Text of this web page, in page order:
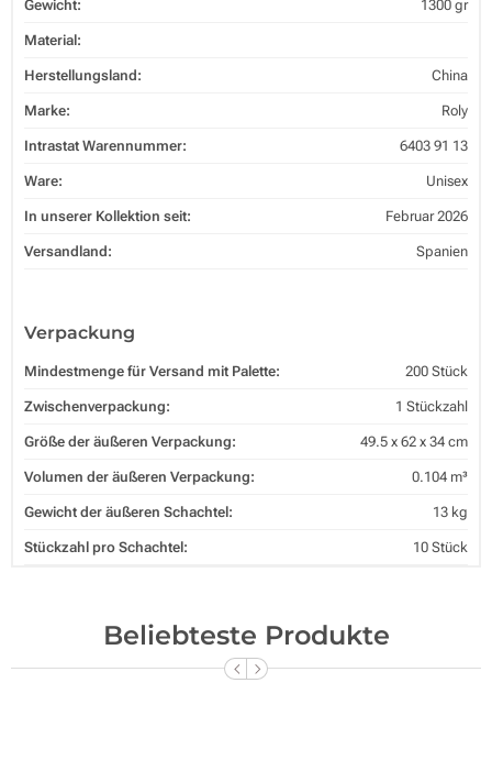
Gewicht: 1300 gr
Material:
Herstellungsland: China
Marke: Roly
Intrastat Warennummer: 6403 91 13
Ware: Unisex
In unserer Kollektion seit: Februar 2026
Versandland: Spanien
Verpackung
Mindestmenge für Versand mit Palette: 200 Stück
Zwischenverpackung: 1 Stückzahl
Größe der äußeren Verpackung: 49.5 x 62 x 34 cm
Volumen der äußeren Verpackung: 0.104 m³
Gewicht der äußeren Schachtel: 13 kg
Stückzahl pro Schachtel: 10 Stück
Beliebteste Produkte